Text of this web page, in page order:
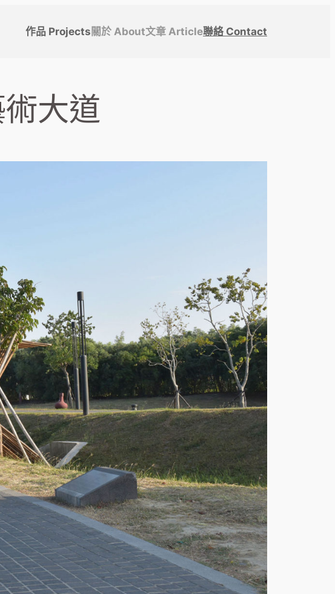
作品 Projects 關於 About文章 Article聯絡 Contact
大道